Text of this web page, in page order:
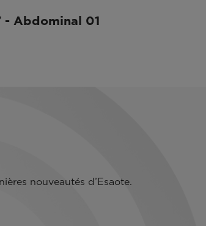
- Abdominal 01
nouveautés d’Esaote.